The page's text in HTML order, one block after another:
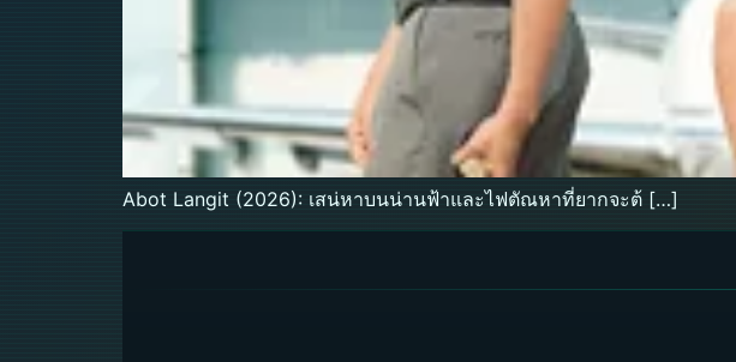
Abot Langit (2026): เสน่หาบนน่านฟ้าและไฟตัณหาที่ยากจะต้ […]